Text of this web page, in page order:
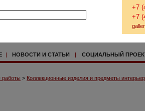
+7
+7
| НОВОСТИ И СТАТЬИ | СОЦИАЛЬНЫЙ
работы > Коллекционные изделия и предметы